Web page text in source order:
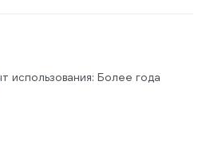
использования: Более года